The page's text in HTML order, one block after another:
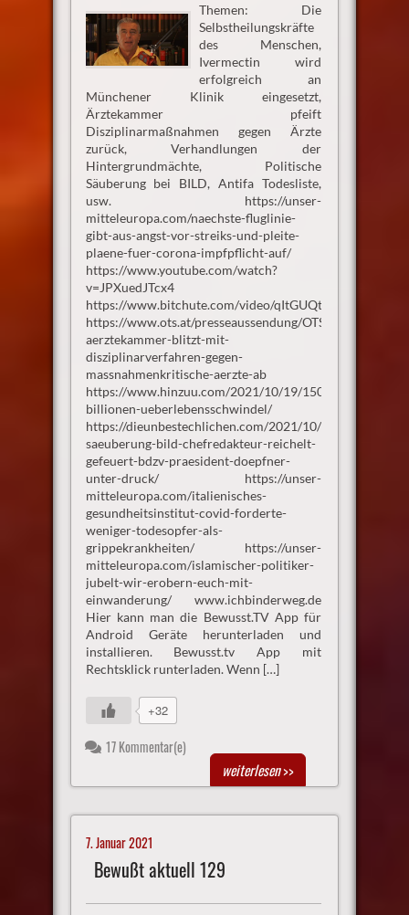
Themen: Die
Selbstheilungskräfte
des Menschen,
Ivermectin wird
erfolgreich an
Münchener Klinik eingesetzt,
Ärztekammer pfeift
Disziplinarmaßnahmen gegen Ärzte
zurück, Verhandlungen der
Hintergrundmächte, Politische
Säuberung bei BILD, Antifa Todesliste,
usw. https://unser-
mitteleuropa.com/naechste-fluglinie-
gibt-aus-angst-vor-streiks-und-pleite-
plaene-fuer-corona-impfpflicht-auf/
https://www.youtube.com/watch?
v=JPXuedJTcx4
https://www.bitchute.com/video/qItGUQtfyCbJ/
https://www.ots.at/presseaussendung/
aerztekammer-blitzt-mit-
disziplinarverfahren-gegen-
massnahmenkritische-aerzte-ab
https://www.hinzuu.com/2021/10/19/150-
billionen-ueberlebensschwindel/
https://dieunbestechlichen.com/2021/10/politische-
saeuberung-bild-chefredakteur-reichelt-
gefeuert-bdzv-praesident-doepfner-
unter-druck/ https://unser-
mitteleuropa.com/italienisches-
gesundheitsinstitut-covid-forderte-
weniger-todesopfer-als-
grippekrankheiten/ https://unser-
mitteleuropa.com/islamischer-politiker-
jubelt-wir-erobern-euch-mit-
einwanderung/ www.ichbinderweg.de
Hier kann man die Bewusst.TV App für
Android Geräte herunterladen und
installieren. Bewusst.tv App mit
Rechtsklick runterladen. Wenn […]
+32
17 Kommentar(e)
weiterlesen>>
7. Januar 2021
Bewußt aktuell 129